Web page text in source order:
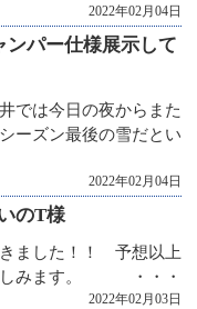
2022年02月04日
ンパー仕様展示して
は今日の夜からまた
ーズン最後の雪だとい
2022年02月04日
のT様
ました！！ 予想以上
楽しみます。 ・・・
2022年02月03日